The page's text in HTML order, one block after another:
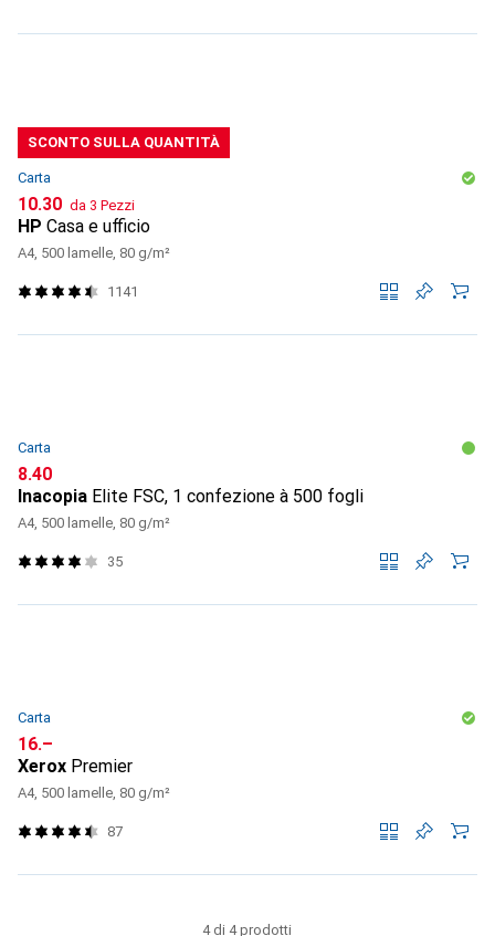
SCONTO SULLA QUANTITÀ
Carta
CHF
10.30 da 3 Pezzi
HP Casa e ufficio
A4, 500 lamelle, 80 g/m²
1141
Carta
CHF
8.40
Inacopia Elite FSC, 1 confezione à 500 fogli
A4, 500 lamelle, 80 g/m²
35
Carta
CHF
16.–
Xerox Premier
A4, 500 lamelle, 80 g/m²
87
4 di 4 prodotti